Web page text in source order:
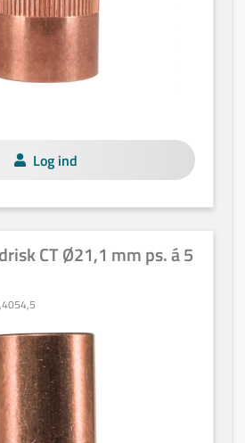
Log ind
CT Ø21,1 mm ps. á 5